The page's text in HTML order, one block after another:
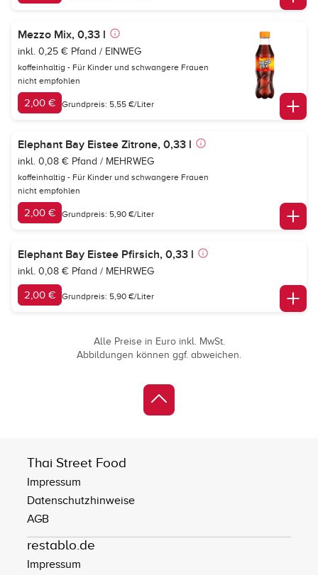
Mezzo Mix, 0,33 l
inkl. 0,25 € Pfand / EINWEG
koffeinhaltig - Für Kinder und schwangere Frauen
nicht empfohlen
2,00 € Grundpreis: 5,55 €/Liter
Elephant Bay Eistee Zitrone, 0,33 l
inkl. 0,08 € Pfand / MEHRWEG
koffeinhaltig - Für Kinder und schwangere Frauen
nicht empfohlen
2,00 € Grundpreis: 5,90 €/Liter
Elephant Bay Eistee Pfirsich, 0,33 l
inkl. 0,08 € Pfand / MEHRWEG
2,00 € Grundpreis: 5,90 €/Liter
Alle Preise in Euro inkl. MwSt.
Abbildungen können ggf. abweichen.
Thai Street Food
Impressum
Datenschutzhinweise
AGB
restablo.de
Impressum